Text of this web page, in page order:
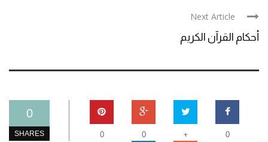
Next Article
أحكام القرآن الكريم
0
SHARES 0
+
0
0